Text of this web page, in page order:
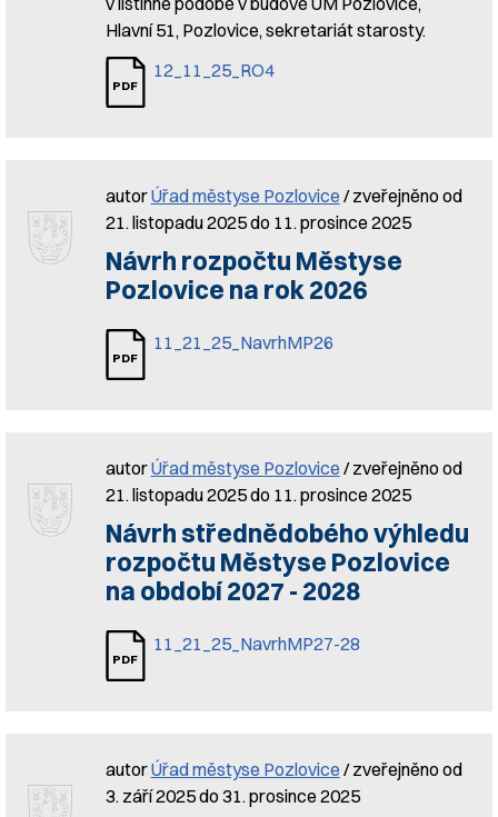
Hlavní 51, Pozlovice, sekretariát starosty.
12_11_25_RO4
autorÚřad městyse Pozlovice / zveřejněno od
21. listopadu 2025 do 11. prosince 2025
Návrh rozpočtu Městyse
Pozlovice na rok 2026
11_21_25_NavrhMP26
autorÚřad městyse Pozlovice / zveřejněno od
21. listopadu 2025 do 11. prosince 2025
Návrh střednědobého výhledu
rozpočtu Městyse Pozlovice
na období 2027 - 2028
11_21_25_NavrhMP27-28
autorÚřad městyse Pozlovice / zveřejněno od
3. září 2025 do 31. prosince 2025